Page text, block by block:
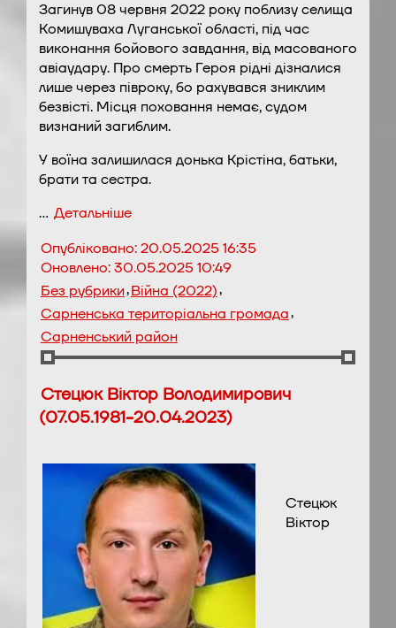
Загинув 08 червня 2022 року поблизу селища
Комишуваха Луганської області, під час
виконання бойового завдання, від масованого
авіаудару. Про смерть Героя рідні дізналися
лише через півроку, бо рахувався зниклим
безвісті. Місця поховання немає, судом
визнаний загиблим.
У воїна залишилася донька Крістіна, батьки,
брати та сестра.
… Детальніше
Опубліковано:20.05.2025 16:35
Оновлено:30.05.2025 10:49
Без рубрики,Війна (2022),
Сарненська територіальна громада,
Сарненський район
Стецюк Віктор Володимирович
(07.05.1981-20.04.2023)
Стецюк
Віктор